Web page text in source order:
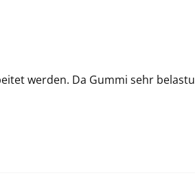
werden. Da Gummi sehr